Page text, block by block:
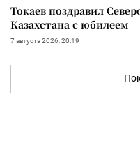
Токаев поздравил
Казахстана с юбилеем
7 августа 2026, 20:19